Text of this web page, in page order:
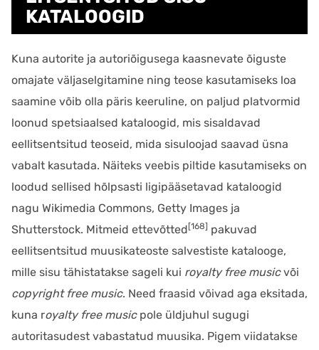
KATALOOGID
Kuna autorite ja autoriõigusega kaasnevate õiguste
omajate väljaselgitamine ning teose kasutamiseks loa
saamine võib olla päris keeruline, on paljud platvormid
loonud spetsiaalsed kataloogid, mis sisaldavad
eellitsentsitud teoseid, mida sisuloojad saavad üsna
vabalt kasutada. Näiteks veebis piltide kasutamiseks on
loodud sellised hõlpsasti ligipääsetavad kataloogid
nagu Wikimedia Commons, Getty Images ja
Shutterstock. Mitmeid ettevõtted [168] pakuvad
eellitsentsitud muusikateoste salvestiste katalooge,
mille sisu tähistatakse sageli kui royalty free musicvõi
copyright free music. Need fraasid võivad aga eksitada,
kuna royalty free musicpole üldjuhul sugugi
autoritasudest vabastatud muusika. Pigem viidatakse